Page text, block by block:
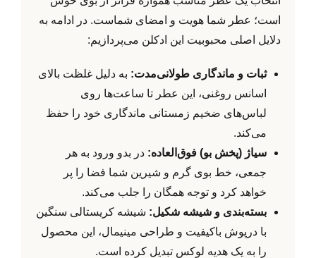
است؛ عطر شما هویت و امضای شماست. در ادامه به
دلایل اصلی محبوبیت این ادکلن می‌پردازیم:
ثبات و ماندگاری طولانی‌مدت: به دلیل غلظت بالای
اسانس روغنی، این عطر تا ساعت‌ها روی
لباس‌های ضخیم زمستانی ماندگاری خود را حفظ
می‌کند.
سیاژ (پخش بو) فوق‌العاده: در بدو ورود به هر
جمعی، خط بوی گرم و شیرین شما فضا را پر
خواهد کرد و توجه همگان را جلب می‌کند.
بسته‌بندی و شیشه شکیل: شیشه کریستالی سنگین
با درپوش باکیفیت و طراحی مینیمال، این محصول
را به یک هدیه لوکس تبدیل کرده است.